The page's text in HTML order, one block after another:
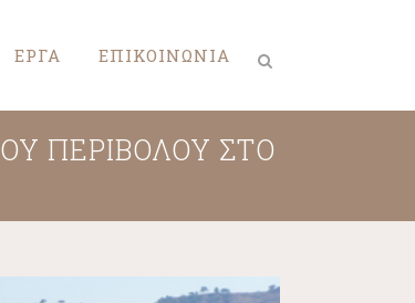
ΕΡΓΑ ΕΠΙΚΟΙΝΩΝΙΑ
ΠΕΡΙΒΌΛΟΥ ΣΤΟ